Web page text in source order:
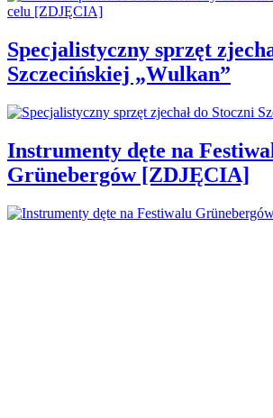
Specjalistyczny sprzęt
Szczecińskiej „Wulkan”
Instrumenty dęte na
Grünebergów [ZDJĘCIA]